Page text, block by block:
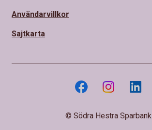
Användarvillkor
Sajtkarta
© Södra Hestra Sparbank